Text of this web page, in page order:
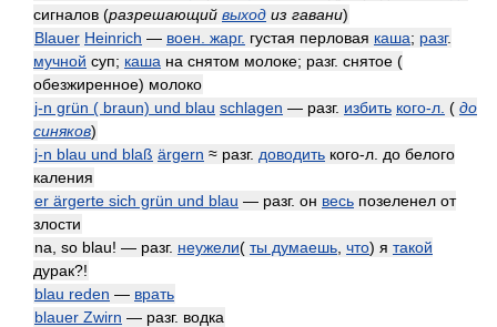
сигналов (разрешающий выход из гавани)
Blauer Heinrich — воен. жарг. густая перловая каша; разг.
мучной суп; каша на снятом молоке; разг. снятое (
обезжиренное) молоко
j-n grün ( braun) und blau schlagen — разг. избить кого-л. ( до
синяков)
j-n blau und blaß ärgern ≈ разг. доводить кого-л. до белого
каления
er ärgerte sich grün und blau — разг. он весь позеленел от
злости
na, so blau! — разг. неужели( ты думаешь что) я такой
дурак?!
blau reden — врать
blauer Zwirn — разг. водка